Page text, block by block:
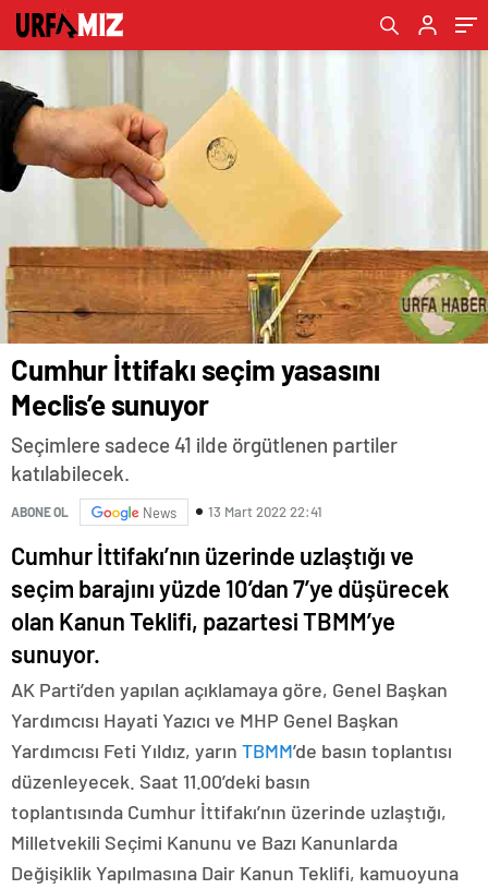
Cumhur İttifakı seçim yasasını
Meclis’e sunuyor
Seçimlere sadece 41 ilde örgütlenen partiler
katılabilecek.
ABONE OL News 13 Mart 2022 22:41
Cumhur İttifakı’nın üzerinde uzlaştığı ve
seçim barajını yüzde 10’dan 7’ye düşürecek
olan Kanun Teklifi, pazartesi TBMM’ye
sunuyor.
AK Parti’den yapılan açıklamaya göre, Genel Başkan
Yardımcısı Hayati Yazıcı ve MHP Genel Başkan
Yardımcısı Feti Yıldız, yarın TBMM’de basın toplantısı
düzenleyecek. Saat 11.00’deki basın
toplantısında Cumhur İttifakı’nın üzerinde uzlaştığı,
Milletvekili Seçimi Kanunu ve Bazı Kanunlarda
Değişiklik Yapılmasına Dair Kanun Teklifi, kamuoyuna